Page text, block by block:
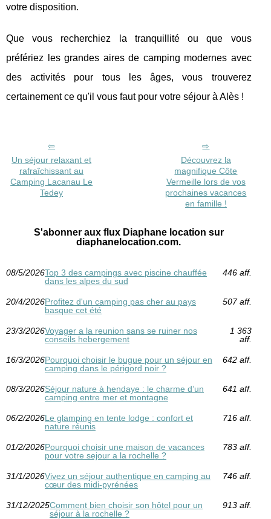
votre disposition.
Que vous recherchiez la tranquillité ou que vous
préfériez les grandes aires de camping modernes avec
des activités pour tous les âges, vous trouverez
certainement ce qu'il vous faut pour votre séjour à Alès !
Un séjour relaxant et
rafraîchissant au
Camping Lacanau Le
Tedey
Découvrez la
magnifique Côte
Vermeille lors de vos
prochaines vacances
en famille !
S'abonner aux flux Diaphane location sur
diaphanelocation.com.
08/5/2026Top 3 des campings avec piscine chauffée
dans les alpes du sud
446 aff.
20/4/2026Profitez d'un camping pas cher au pays
basque cet été
507 aff.
23/3/2026Voyager a la reunion sans se ruiner nos
conseils hebergement
1 363
aff.
16/3/2026Pourquoi choisir le bugue pour un séjour en
camping dans le périgord noir ?
642 aff.
08/3/2026Séjour nature à hendaye : le charme d’un
camping entre mer et montagne
641 aff.
06/2/2026Le glamping en tente lodge : confort et
nature réunis
716 aff.
01/2/2026Pourquoi choisir une maison de vacances
pour votre sejour a la rochelle ?
783 aff.
31/1/2026Vivez un séjour authentique en camping au
cœur des midi-pyrénées
746 aff.
31/12/2025Comment bien choisir son hôtel pour un
séjour à la rochelle ?
913 aff.